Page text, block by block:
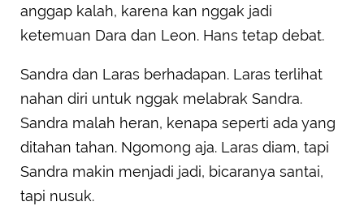
anggap kalah, karena kan nggak jadi
ketemuan Dara dan Leon. Hans tetap debat.
Sandra dan Laras berhadapan. Laras terlihat
nahan diri untuk nggak melabrak Sandra.
Sandra malah heran, kenapa seperti ada yang
ditahan tahan. Ngomong aja. Laras diam, tapi
Sandra makin menjadi jadi, bicaranya santai,
tapi nusuk.